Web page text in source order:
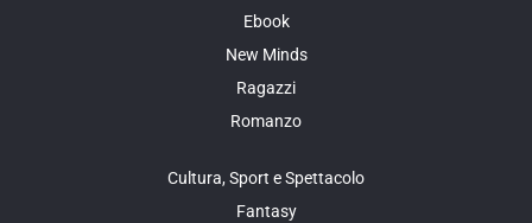
Ebook
New Minds
Ragazzi
Romanzo
Cultura, Sport e Spettacolo
Fantasy